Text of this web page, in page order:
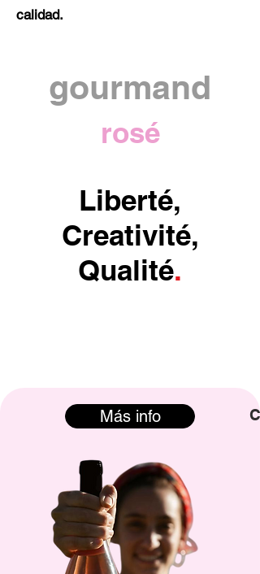
calidad.
gourmand
rosé
Liberté,
Creativité,
Qualité.
Más info